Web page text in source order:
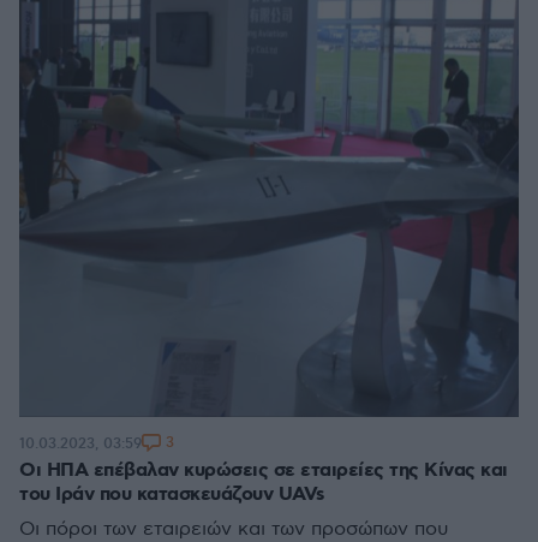
Οι ΗΠΑ επέβαλαν κυρώσεις σε εταιρείες της Κίνας και
του Ιράν που κατασκευάζουν UAVs
Οι πόροι των εταιρειών και των προσώπων που
10.03.2023, 03:59 3